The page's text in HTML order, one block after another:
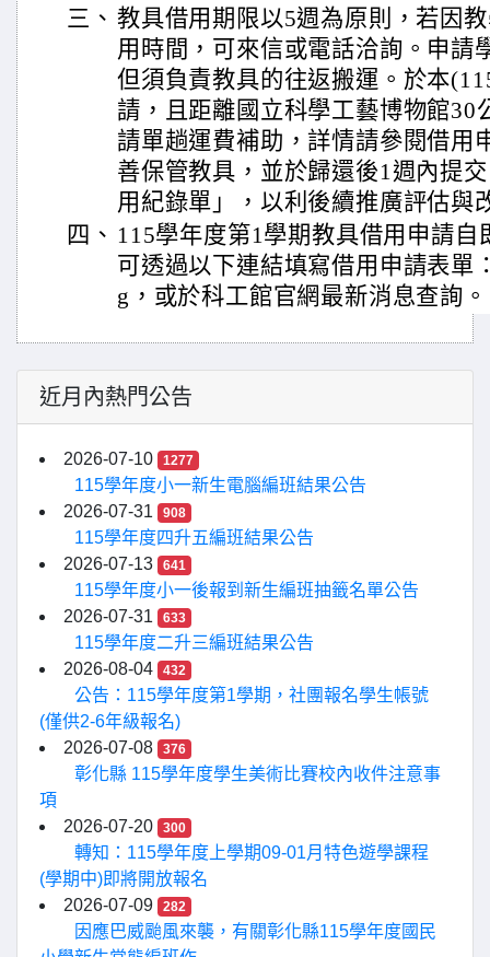
三、 教具借用期限以5週為原則，若因
用時間，可來信或電話洽詢。申請
但須負責教具的往返搬運。於本
請，且距離國立科學工藝博物館30
請單趟運費補助，詳情請參閱借用
善保管教具，並於歸還後1週內提
用紀錄單」，以利後續推廣評估與
四、 115學年度第1學期教具借用申請
可透過以下連結填寫借用申請表單
g，或於科工館官網最新消息查詢。
近月內熱門公告
2026-07-10 1277
115學年度小一新生電腦編班結果公告
2026-07-31
908
115學年度四升五編班結果公告
2026-07-13
641
115學年度小一後報到新生編班抽籤名單公告
2026-07-31
633
115學年度二升三編班結果公告
2026-08-04
432
公告：115學年度第1學期，社團報名學生帳號
(僅供2-6年級報名)
2026-07-08
376
彰化縣 115學年度學生美術比賽校內收件注意事
項
2026-07-20
300
轉知：115學年度上學期09-01月特色遊學課程
(學期中)即將開放報名
2026-07-09
282
因應巴威颱風來襲，有關彰化縣115學年度國民